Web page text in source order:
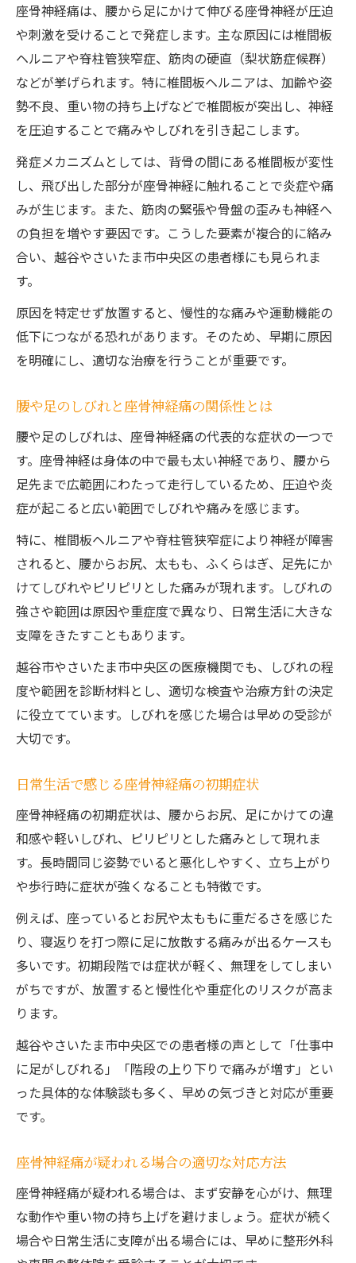
ヘルニア由来の座骨神経痛を見極めるポイ
ント
埼玉県越谷エリアでの検査・診断の流れ
座骨神経痛とヘルニアの症状を比較しよう
整形外科での座骨神経痛の診断方法とは
座骨神経痛に詳しい医療機関の選び方
症状の違いが分かる！座骨神経痛とヘルニア解
説
座骨神経痛とヘルニアの典型的な症状を解
説
しびれや痛みの部位で症状を見分ける方法
ヘルニアによる座骨神経痛の特徴と経過
症状ごとに異なる治療アプローチを紹介
整体院と整形外科の座骨神経痛対応の違い
座骨神経痛に対する整体施術の効果とは
整形外科で受けられる座骨神経痛の治療法
座骨神経痛はどこで診てもらうべきか考え
自分に合った治療機関の選び方のポイント
さいたま市中央区で受ける座骨神経痛治療の選
択肢
座骨神経痛に対応する医療機関の特徴を紹
さいたま市中央区の治療方法や流れを解説
座骨神経痛で評判の良いおすすめの治療院
点
慢性的なしびれや痛み改善に役立つ日常ケア
座骨神経痛を悪化させない生活習慣の工夫
日常でできる座骨神経痛のセルフケア方法
姿勢やストレッチで座骨神経痛を予防しよ
う
慢性化する前にできる座骨神経痛対策の実
践
しびれや痛みに悩む際の簡単ケアと注意点
座骨神経痛は、腰から足にかけて伸びる座骨神経が圧迫
や刺激を受けることで発症します。主な原因には椎間板
ヘルニアや脊柱管狭窄症、筋肉の硬直（梨状筋症候群）
などが挙げられます。特に椎間板ヘルニアは、加齢や姿
勢不良、重い物の持ち上げなどで椎間板が突出し、神経
を圧迫することで痛みやしびれを引き起こします。
発症メカニズムとしては、背骨の間にある椎間板が変性
し、飛び出した部分が座骨神経に触れることで炎症や痛
みが生じます。また、筋肉の緊張や骨盤の歪みも神経へ
の負担を増やす要因です。こうした要素が複合的に絡み
合い、越谷やさいたま市中央区の患者様にも見られま
す。
原因を特定せず放置すると、慢性的な痛みや運動機能の
低下につながる恐れがあります。そのため、早期に原因
を明確にし、適切な治療を行うことが重要です。
腰や足のしびれと座骨神経痛の関係性とは
腰や足のしびれは、座骨神経痛の代表的な症状の一つで
す。座骨神経は身体の中で最も太い神経であり、腰から
足先まで広範囲にわたって走行しているため、圧迫や炎
症が起こると広い範囲でしびれや痛みを感じます。
特に、椎間板ヘルニアや脊柱管狭窄症により神経が障害
されると、腰からお尻、太もも、ふくらはぎ、足先にか
けてしびれやピリピリとした痛みが現れます。しびれの
強さや範囲は原因や重症度で異なり、日常生活に大きな
支障をきたすこともあります。
越谷市やさいたま市中央区の医療機関でも、しびれの程
度や範囲を診断材料とし、適切な検査や治療方針の決定
に役立てています。しびれを感じた場合は早めの受診が
大切です。
日常生活で感じる座骨神経痛の初期症状
座骨神経痛の初期症状は、腰からお尻、足にかけての違
和感や軽いしびれ、ピリピリとした痛みとして現れま
す。長時間同じ姿勢でいると悪化しやすく、立ち上がり
や歩行時に症状が強くなることも特徴です。
例えば、座っているとお尻や太ももに重だるさを感じた
り、寝返りを打つ際に足に放散する痛みが出るケースも
多いです。初期段階では症状が軽く、無理をしてしまい
がちですが、放置すると慢性化や重症化のリスクが高ま
ります。
越谷やさいたま市中央区での患者様の声として「仕事中
に足がしびれる」「階段の上り下りで痛みが増す」とい
った具体的な体験談も多く、早めの気づきと対応が重要
です。
座骨神経痛が疑われる場合の適切な対応方法
座骨神経痛が疑われる場合は、まず安静を心がけ、無理
な動作や重い物の持ち上げを避けましょう。症状が続く
場合や日常生活に支障が出る場合には、早めに整形外科